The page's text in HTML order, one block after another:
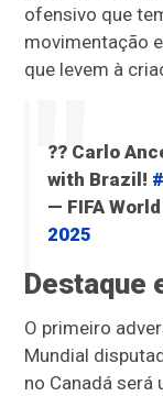
ofensivo que
movimentação
que levem à
?? Carlo
with Brazil!
— FIFA
2025
Destaque
O primeiro
Mundial
no Canadá será